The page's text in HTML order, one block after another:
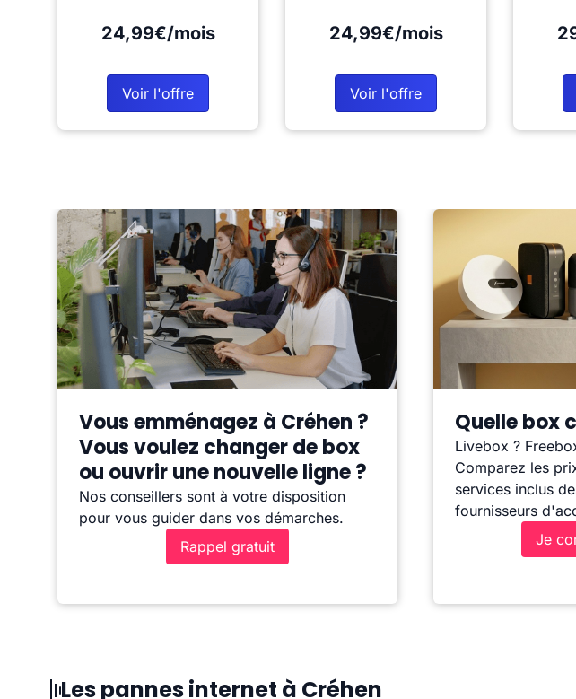
24,99€/mois
Voir l'offre
24,99€/mois
Voir l'offre
Vous emménagez à Créhen ?
Vous voulez changer de box
ou ouvrir une nouvelle ligne ?
Nos conseillers sont à votre disposition
pour vous guider dans vos démarches.
Rappel gratuit
Quelle box
Livebox ?
Comparez les
services inclus
fournisseurs
Je
Les pannes internet à Créhen